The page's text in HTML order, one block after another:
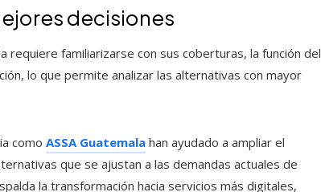
decisiones
familiarizarse con sus coberturas, la función del
lo que permite analizar las alternativas con mayor
como ASSA Guatemala han ayudado a ampliar el
que se ajustan a las demandas actuales de
la transformación hacia servicios más digitales,